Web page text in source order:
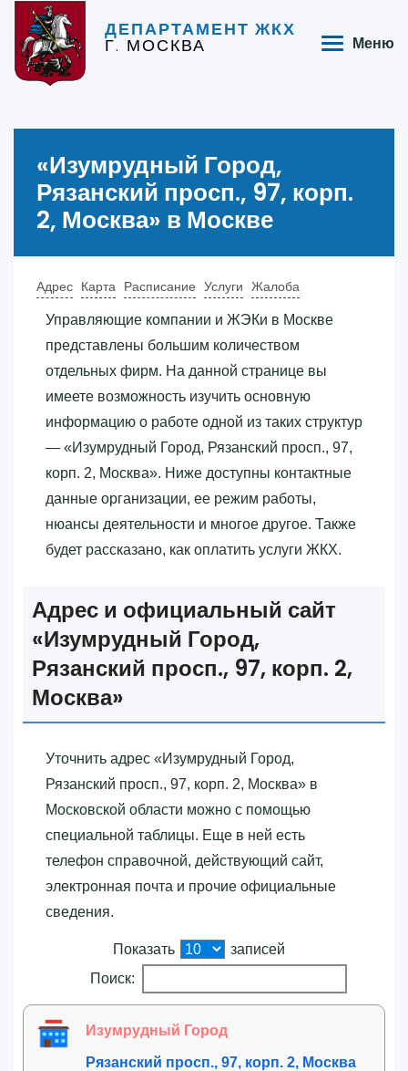
ДЕПАРТАМЕНТ ЖКХ
Г. МОСКВА Меню
«‎Изумрудный Город,
Рязанский просп., 97, корп.
2, Москва»‎ в Москве
Адрес Карта Расписание Услуги Жалоба
Управляющие компании и ЖЭКи в Москве
представлены большим количеством
отдельных фирм. На данной странице вы
имеете возможность изучить основную
информацию о работе одной из таких структур
— «‎Изумрудный Город, Рязанский просп., 97,
корп. 2, Москва»‎. Ниже доступны контактные
данные организации, ее режим работы,
нюансы деятельности и многое другое. Также
будет рассказано, как оплатить услуги ЖКХ.
Адрес и официальный сайт
«‎Изумрудный Город,
Рязанский просп., 97, корп. 2,
Москва»‎
Уточнить адрес «‎Изумрудный Город,
Рязанский просп., 97, корп. 2, Москва»‎ в
Московской области можно с помощью
специальной таблицы. Еще в ней есть
телефон справочной, действующий сайт,
электронная почта и прочие официальные
сведения.
Показать
записей
Поиск:
Изумрудный Город
Рязанский просп., 97, корп. 2, Москва